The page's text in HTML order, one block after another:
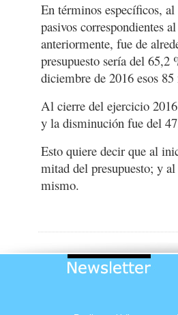
En términos específicos,
pasivos correspondientes
anteriormente, fue de
presupuesto sería del
diciembre de 2016 esos
Al cierre del ejercicio
y la disminución fue del
Esto quiere decir que al
mitad del presupuesto; y
mismo.